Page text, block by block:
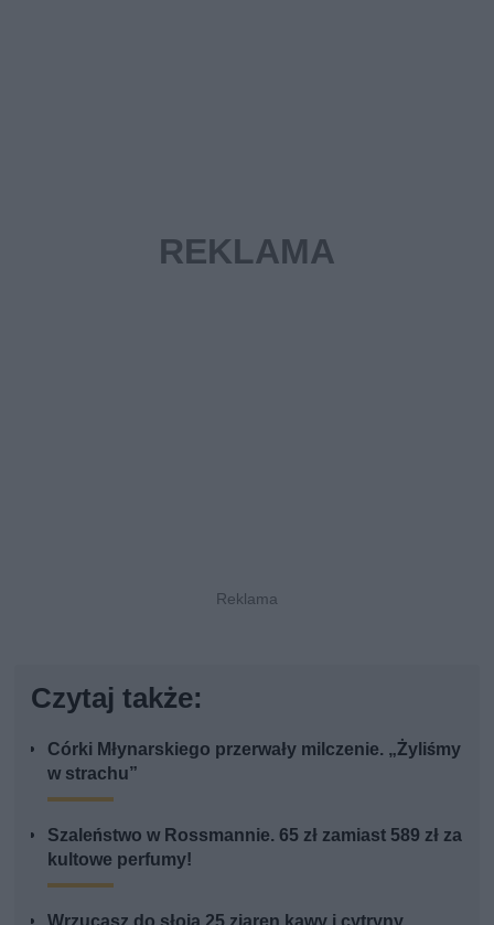
Czytaj także:
Córki Młynarskiego przerwały milczenie. „Żyliśmy
w strachu”
Szaleństwo w Rossmannie. 65 zł zamiast 589 zł za
kultowe perfumy!